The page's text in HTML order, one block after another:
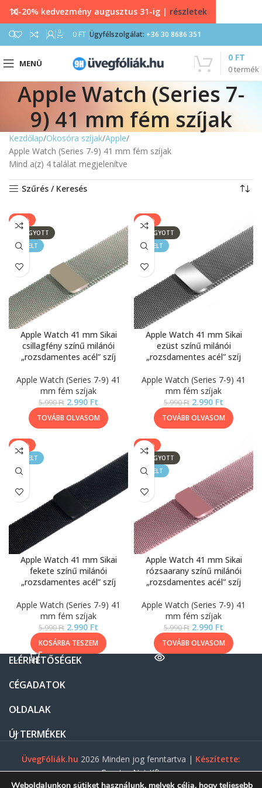
0 0 FT Ügyfélszolgálat: +36 30 8686 351
MENÜ
0termék
0 FT
Apple Watch (Series 7-
9) 41 mm fém szíjak
Kezdőlap Okosóra szíjak Apple
Apple Watch (Series 7-9) 41 mm fém szíjak
Mind a(z) 4 találat megjelenítve
Szűrés / Keresés
-50%
ELFOGYOTT
KIEMELT
Apple Watch 41 mm Sikai
csillagfény színű milánói
„rozsdamentes acél” szíj
Apple Watch (Series 7-9) 41
mm fém szíjak
5.990Ft 2.990 Ft
TOVÁBB OLVASOM
-50%
ELFOGYOTT
KIEMELT
Apple Watch 41 mm Sikai
ezüst színű milánói
„rozsdamentes acél” szíj
Apple Watch (Series 7-9) 41
mm fém szíjak
5.990Ft 2.990 Ft
TOVÁBB OLVASOM
-50%
KIEMELT
Apple Watch 41 mm Sikai
fekete színű milánói
„rozsdamentes acél” szíj
Apple Watch (Series 7-9) 41
mm fém szíjak
5.990Ft 2.990 Ft
KOSÁRBA TESZEM
-50%
ELFOGYOTT
KIEMELT
Apple Watch 41 mm Sikai
rózsaarany színű milánói
„rozsdamentes acél” szíj
Apple Watch (Series 7-9) 41
mm fém szíjak
5.990Ft 2.990 Ft
TOVÁBB OLVASOM
ELÉRHETŐSÉGEK
CÉGADATOK
OLDALAK
ÚJ TERMÉKEK
ÜvegFóliák.hu 2026 Minden jog fenntartva | Készítette:
Gasztro Net Kft.
10-20% kedvezmény augusztus 31-ig | részletek
Weboldalunkon sütiket használunk, melyek célja, hogy teljesebb